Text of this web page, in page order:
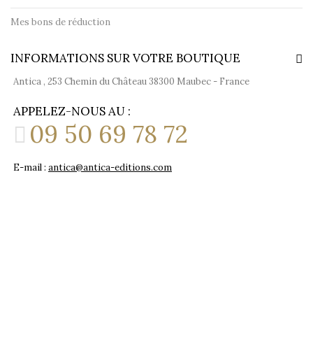
Mes bons de réduction
INFORMATIONS SUR VOTRE BOUTIQUE
Antica , 253 Chemin du Château 38300 Maubec - France
APPELEZ-NOUS AU :
09 50 69 78 72
E-mail : antica@antica-editions.com